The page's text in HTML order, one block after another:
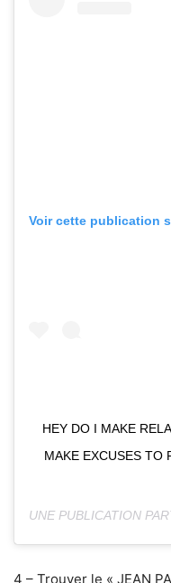
Voir cette publication
HEY DO I MAKE
MAKE EXCUSES TO
UNE PUBLICATION
4 – Trouver le « JEAN